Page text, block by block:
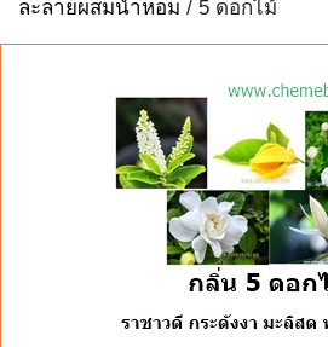
ละลายผสมน้ำหอม / 5 ดอกไม้